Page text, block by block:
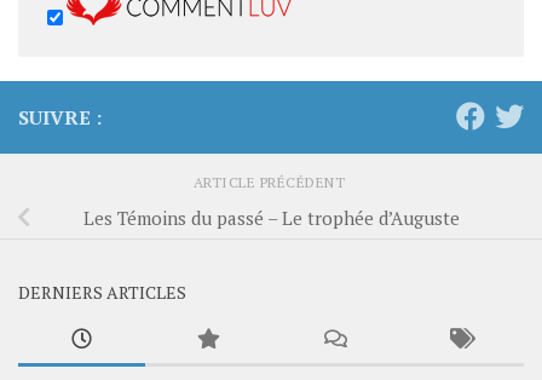
SUIVRE :
ARTICLE PRÉCÉDENT
Les Témoins du passé – Le trophée d’Auguste
DERNIERS ARTICLES